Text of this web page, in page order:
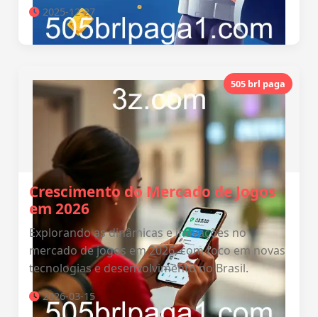
2025-12-27
505 brl paga
Crescimento do Mercado de Jogos
em 2026
Explorando as dinâmicas e inovações no
mercado de jogos em 2026, com foco em novas
tecnologias e desenvolvimento no Brasil.
2026-03-15